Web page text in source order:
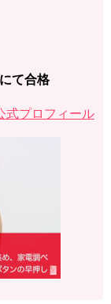
て合格
式プロフィール